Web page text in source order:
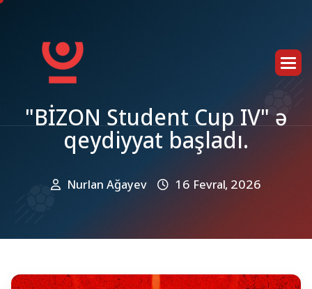
"BİZON Student Cup IV" ə
qeydiyyat başladı.
Nurlan Ağayev 16 Fevral, 2026